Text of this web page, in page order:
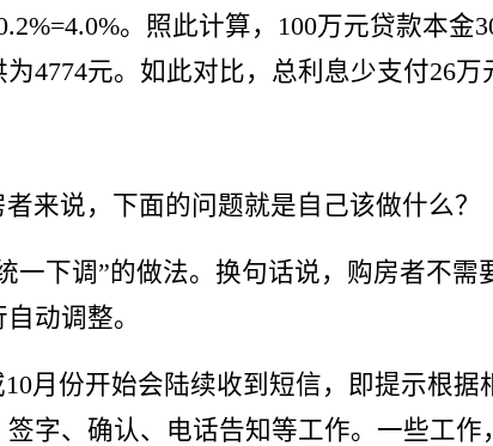
。照此计算，100万元贷款本
4774元。如此对比，总利息少支付26万
来说，下面的问题就是自己该做什么？
一下调”的做法。换句话说，购房者不
动调整。
月份开始会陆续收到短信，即提示根
字、确认、电话告知等工作。一些工作